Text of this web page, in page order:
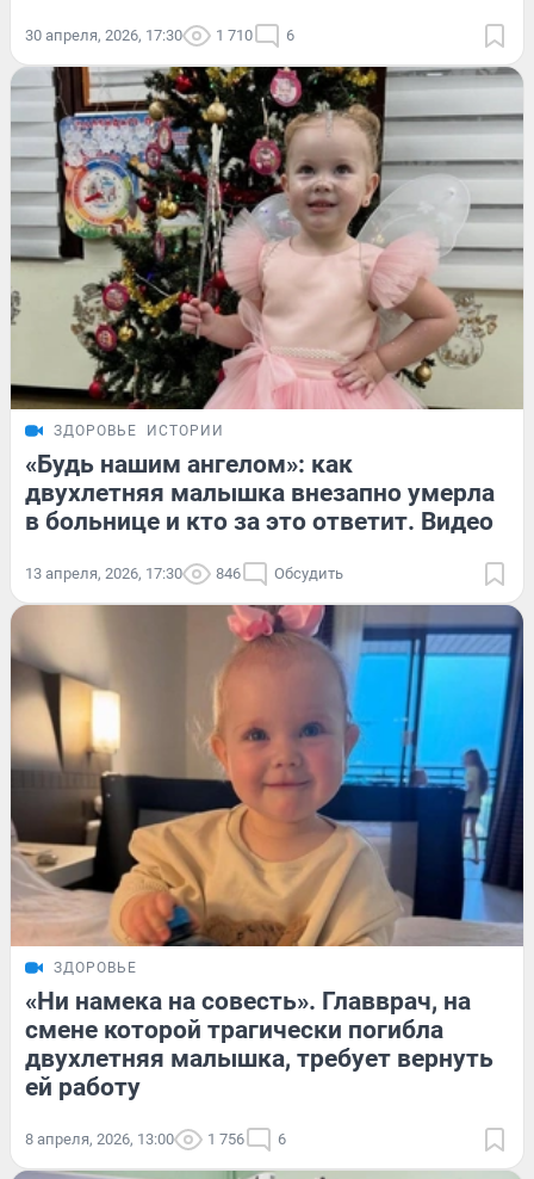
30 апреля, 2026, 17:30 1 710 6
ЗДОРОВЬЕ ИСТОРИИ
«Будь нашим ангелом»: как
двухлетняя малышка внезапно умерла
в больнице и кто за это ответит. Видео
13 апреля, 2026, 17:30 846 Обсудить
ЗДОРОВЬЕ
«Ни намека на совесть». Главврач, на
смене которой трагически погибла
двухлетняя малышка, требует вернуть
ей работу
8 апреля, 2026, 13:00 1 756 6